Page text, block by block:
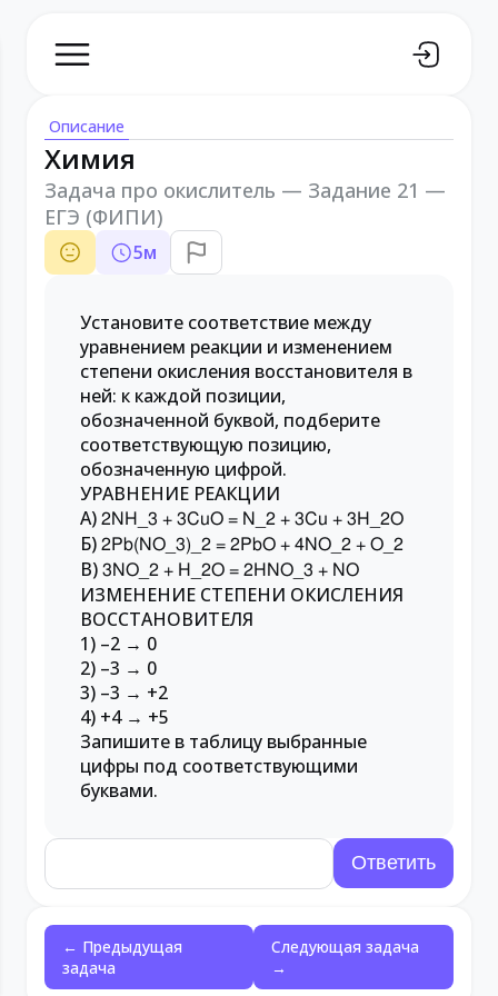
Описание
Химия
Задача про окислитель — Задание 21 —
ЕГЭ (ФИПИ)
5м
Установите соответствие между
уравнением реакции и изменением
степени окисления восстановителя в
ней: к каждой позиции,
обозначенной буквой, подберите
соответствующую позицию,
обозначенную цифрой.
УРАВНЕНИЕ РЕАКЦИИ
A)2NH_3 + 3CuO = N_2 + 3Cu + 3H_2O
Б)2Pb(NO_3)_2 = 2PbO + 4NO_2 + O_2
В)3NO_2 + H_2O = 2HNO_3 + NO
ИЗМЕНЕНИЕ СТЕПЕНИ ОКИСЛЕНИЯ
ВОССТАНОВИТЕЛЯ
1) –2 → 0
2) –3 → 0
3) –3 → +2
4) +4 → +5
Запишите в таблицу выбранные
цифры под соответствующими
буквами.
← Предыдущая
задача
Следующая задача
→